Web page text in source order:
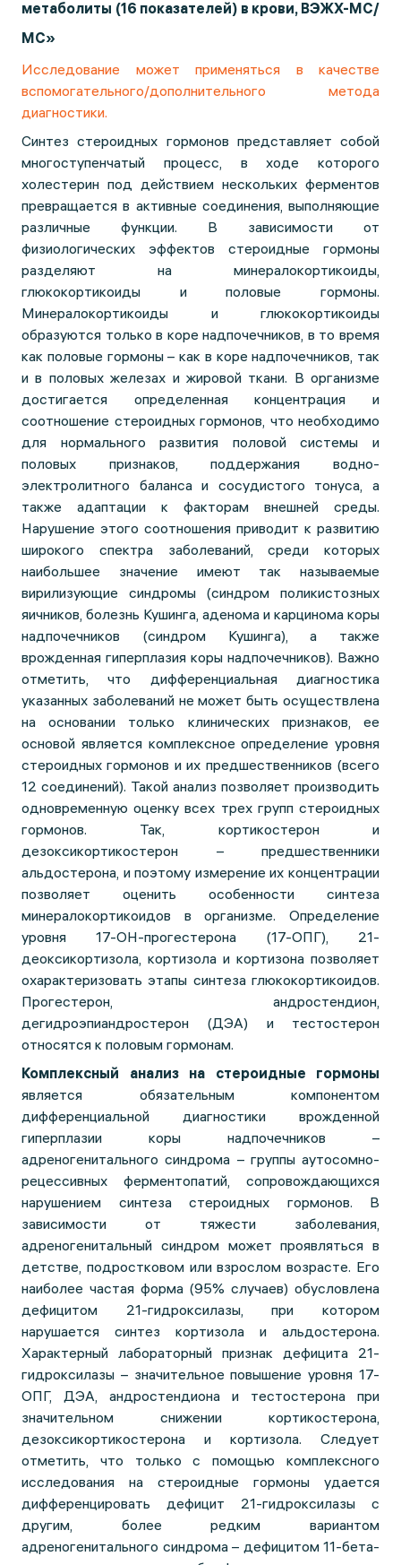
метаболиты (16 показателей) в крови, ВЭЖХ-МС/
МС»
Исследование может применяться в качестве
вспомогательного/дополнительного метода
диагностики.
Синтез стероидных гормонов представляет собой
многоступенчатый процесс, в ходе которого
холестерин под действием нескольких ферментов
превращается в активные соединения, выполняющие
различные функции. В зависимости от
физиологических эффектов стероидные гормоны
разделяют на минералокортикоиды,
глюкокортикоиды и половые гормоны.
Минералокортикоиды и глюкокортикоиды
образуются только в коре надпочечников, в то время
как половые гормоны – как в коре надпочечников, так
и в половых железах и жировой ткани. В организме
достигается определенная концентрация и
соотношение стероидных гормонов, что необходимо
для нормального развития половой системы и
половых признаков, поддержания водно-
электролитного баланса и сосудистого тонуса, а
также адаптации к факторам внешней среды.
Нарушение этого соотношения приводит к развитию
широкого спектра заболеваний, среди которых
наибольшее значение имеют так называемые
вирилизующие синдромы (синдром поликистозных
яичников, болезнь Кушинга, аденома и карцинома коры
надпочечников (синдром Кушинга), а также
врожденная гиперплазия коры надпочечников). Важно
отметить, что дифференциальная диагностика
указанных заболеваний не может быть осуществлена
на основании только клинических признаков, ее
основой является комплексное определение уровня
стероидных гормонов и их предшественников (всего
12 соединений). Такой анализ позволяет производить
одновременную оценку всех трех групп стероидных
гормонов. Так, кортикостерон и
дезоксикортикостерон – предшественники
альдостерона, и поэтому измерение их концентрации
позволяет оценить особенности синтеза
минералокортикоидов в организме. Определение
уровня 17-ОН-прогестерона (17-ОПГ), 21-
деоксикортизола, кортизола и кортизона позволяет
охарактеризовать этапы синтеза глюкокортикоидов.
Прогестерон, андростендион,
дегидроэпиандростерон (ДЭА) и тестостерон
относятся к половым гормонам.
Комплексный анализ на стероидные гормоны
является обязательным компонентом
дифференциальной диагностики врожденной
гиперплазии коры надпочечников –
адреногенитального синдрома – группы аутосомно-
рецессивных ферментопатий, сопровождающихся
нарушением синтеза стероидных гормонов. В
зависимости от тяжести заболевания,
адреногенитальный синдром может проявляться в
детстве, подростковом или взрослом возрасте. Его
наиболее частая форма (95% случаев) обусловлена
дефицитом 21-гидроксилазы, при котором
нарушается синтез кортизола и альдостерона.
Характерный лабораторный признак дефицита 21-
гидроксилазы – значительное повышение уровня 17-
ОПГ, ДЭА, андростендиона и тестостерона при
значительном снижении кортикостерона,
дезоксикортикостерона и кортизола. Следует
отметить, что только с помощью комплексного
исследования на стероидные гормоны удается
дифференцировать дефицит 21-гидроксилазы с
другим, более редким вариантом
адреногенитального синдрома – дефицитом 11-бета-